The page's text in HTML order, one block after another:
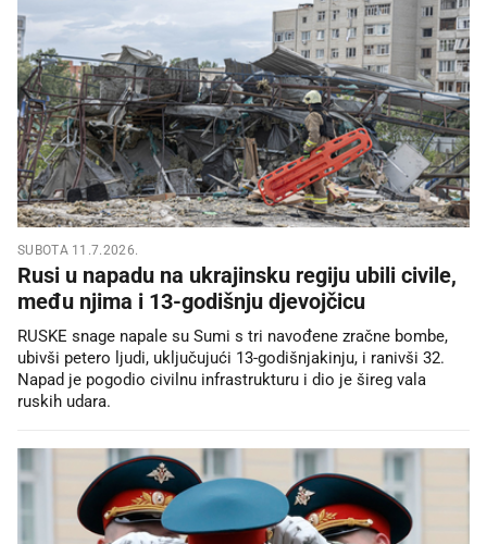
SUBOTA 11.7.2026.
Rusi u napadu na ukrajinsku regiju ubili civile,
među njima i 13-godišnju djevojčicu
RUSKE snage napale su Sumi s tri navođene zračne bombe,
ubivši petero ljudi, uključujući 13-godišnjakinju, i ranivši 32.
Napad je pogodio civilnu infrastrukturu i dio je šireg vala
ruskih udara.